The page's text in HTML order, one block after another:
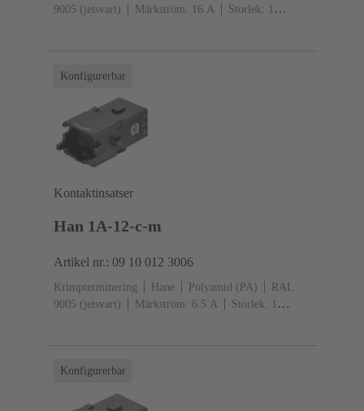
9005 (jetsvart)
Märkström: ‌16 A
Storlek: 1
Konfigurerbar
Kontaktinsatser
Han 1A-12-c-m
Artikel nr.: 09 10 012 3006
Krimpterminering Hane Polyamid (PA)
RAL
9005 (jetsvart)
Märkström: ‌6.5 A
Storlek: 1
Konfigurerbar